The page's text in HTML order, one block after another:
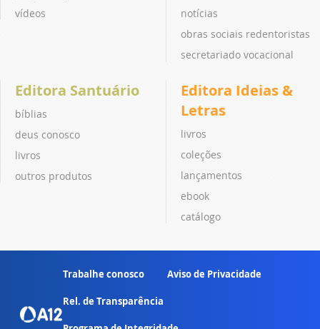
vídeos
notícias
obras sociais redentoristas
secretariado vocacional
Editora Santuário
bíblias
deus conosco
livros
outros produtos
Editora Ideias &
Letras
livros
coleções
lançamentos
ebook
catálogo
Trabalhe conosco Aviso de Privacidade
Rel. de Transparência